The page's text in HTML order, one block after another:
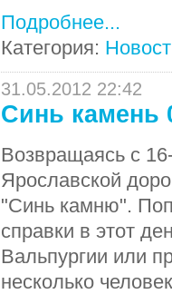
Подробнее...
Категория:
31.05.2012 22:42
Синь камень
Возвращаясь с
Ярославской
"Синь камню".
справки в этот
Вальпургии или
несколько